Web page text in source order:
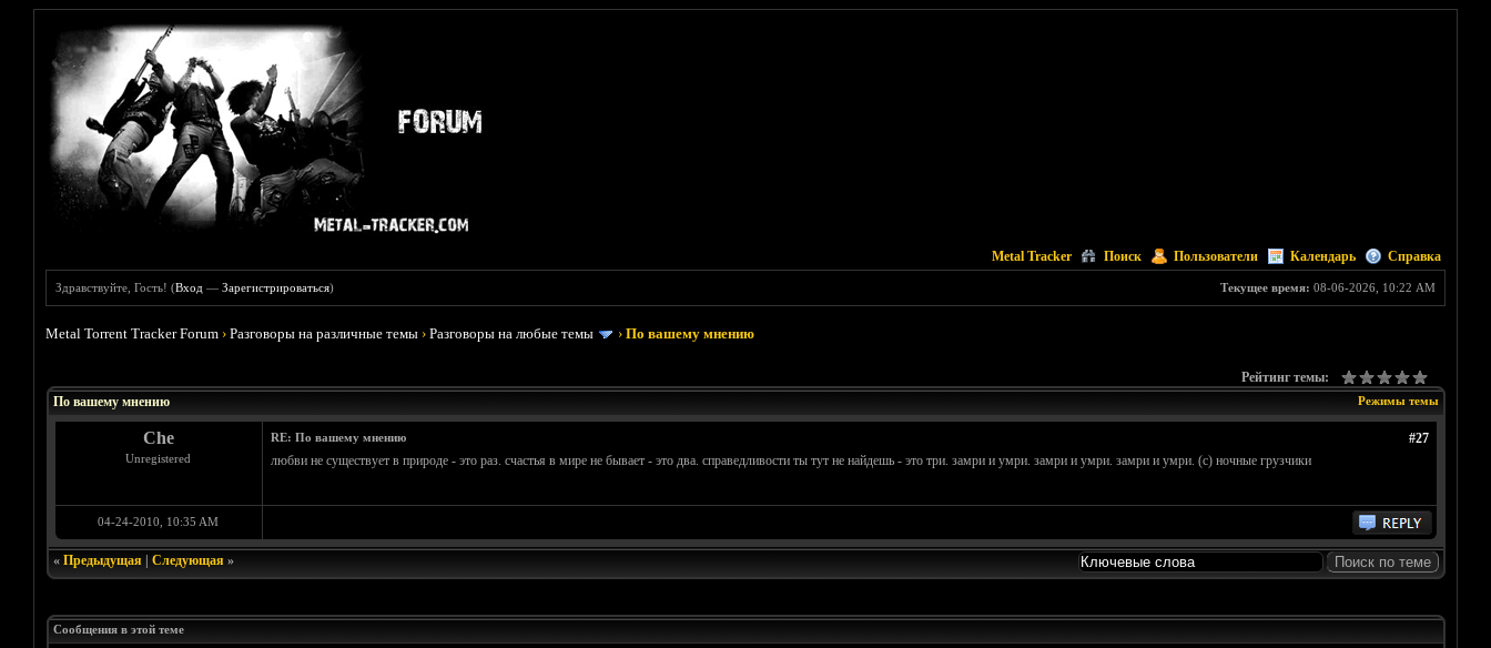
Metal Tracker Поиск Пользователи Календарь Справка
Текущее время: 08-06-2026, 10:22 AM
Здравствуйте, Гость! (Вход —Зарегистрироваться)
Metal Torrent Tracker Forum ›Разговоры на различные темы ›Разговоры на любые темы ›По вашему мнению
Рейтинг темы:
Режимы темы
По вашему мнению
Che
Unregistered
#27
RE: По вашему мнению
любви не существует в природе - это раз. счастья в мире не бывает - это два. справедливости ты тут не найдешь - это три. замри и умри. замри и умри. замри и умри. (с) ночные грузчики
04-24-2010, 10:35 AM
« Предыдущая| Следующая»
Сообщения в этой теме